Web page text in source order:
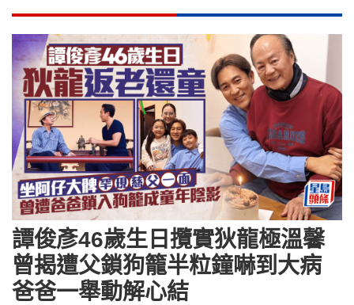
譚俊彥46歲生日攬實狄龍極溫馨
曾揭遭父鎖狗籠半粒鐘嚇到大病
爸爸一舉動解心結